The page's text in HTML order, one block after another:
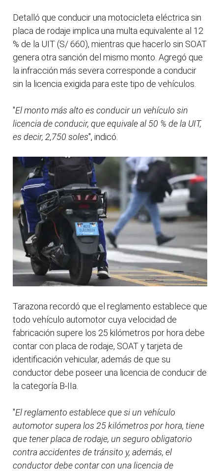
Detalló que conducir una motocicleta eléctrica sin
placa de rodaje implica una multa equivalente al 12
% de la UIT (S/ 660), mientras que hacerlo sin SOAT
genera otra sanción del mismo monto. Agregó que
la infracción más severa corresponde a conducir
sin la licencia exigida para este tipo de vehículos.
"El monto más alto es conducir un vehículo sin
licencia de conducir, que equivale al 50 % de la UIT,
es decir, 2,750 soles", indicó.
Tarazona recordó que el reglamento establece que
todo vehículo automotor cuya velocidad de
fabricación supere los 25 kilómetros por hora debe
contar con placa de rodaje, SOAT y tarjeta de
identificación vehicular, además de que su
conductor debe poseer una licencia de conducir de
la categoría B-IIa.
"El reglamento establece que si un vehículo
automotor supera los 25 kilómetros por hora, tiene
que tener placa de rodaje, un seguro obligatorio
contra accidentes de tránsito y, además, el
conductor debe contar con una licencia de